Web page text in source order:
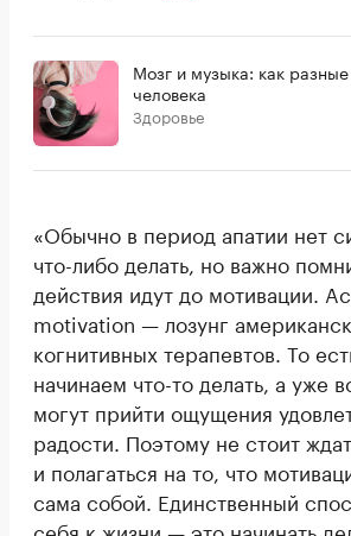
Мозг и музыка: как
человека
Здоровье
«Обычно в период апатии нет
что-либо делать, но важно
действия идут до мотивации.
motivation — лозунг
когнитивных терапевтов. То
начинаем что-то делать, а уже
могут прийти ощущения
радости. Поэтому не стоит
и полагаться на то, что
сама собой. Единственный